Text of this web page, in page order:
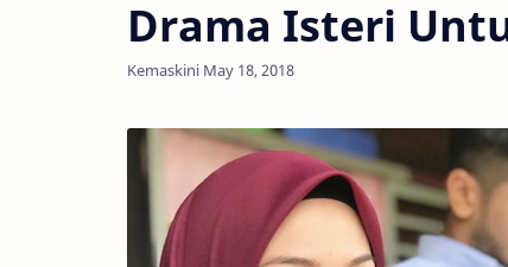
Drama Isteri